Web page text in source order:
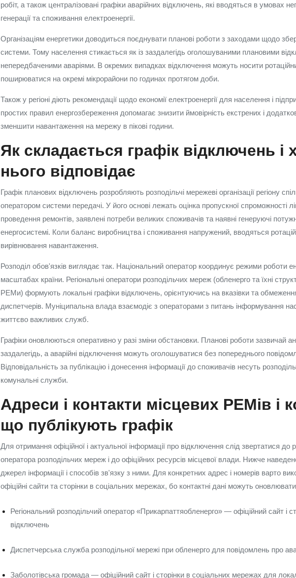
робіт, а також централізовані графіки аварійних відключень, які вводяться в умовах
генерації та споживання електроенергії.
Організаціям енергетики доводиться поєднувати планові роботи з заходами щодо
системи. Тому населення стикається як із заздалегідь оголошуваними плановими
непередбаченими аваріями. В окремих випадках відключення можуть носити
поширюватися на окремі мікрорайони по годинах протягом доби.
Також у регіоні діють рекомендації щодо економії електроенергії для населення і
простих правил енергозбереження допомагає знизити ймовірність екстрених і
зменшити навантаження на мережу в пікові години.
Як складається графік відключень і
нього відповідає
Графік планових відключень розробляють розподільчі мережеві організації регіону
оператором системи передачі. У його основі лежать оцінка пропускної спроможності
проведення ремонтів, заявлені потреби великих споживачів та наявні генеруючі
енергосистемі. Коли баланс виробництва і споживання напружений, вводяться
вирівнювання навантаження.
Розподіл обов'язків виглядає так. Національний оператор координує режими роботи
масштабах країни. Регіональні оператори розподільчих мереж (обленерго та їхні
РЕМи) формують локальні графіки відключень, орієнтуючись на вказівки та
диспетчерів. Муніципальна влада взаємодіє з операторами з питань інформування
життєво важливих служб.
Графіки оновлюються оперативно у разі зміни обстановки. Планові роботи зазвичай
заздалегідь, а аварійні відключення можуть оголошуватися без попереднього
Відповідальність за публікацію і донесення інформації до споживачів несуть
комунальні служби.
Адреси і контакти місцевих РЕМів і
що публікують графік
Для отримання офіційної і актуальної інформації про відключення слід звертатися до
оператора розподільчих мереж і до офіційних ресурсів місцевої влади. Нижче
джерел інформації і способів зв'язку з ними. Для конкретних адрес і номерів варто
офіційні сайти та сторінки в соціальних мережах, бо контактні дані можуть
Регіональний розподільчий оператор «Прикарпаттяобленерго» — офіційний сайт і
відключень
Диспетчерська служба розподільної мережі при обленерго для повідомлень про
Заболотівська громада — офіційний сайт і сторінки в соціальних мережах для